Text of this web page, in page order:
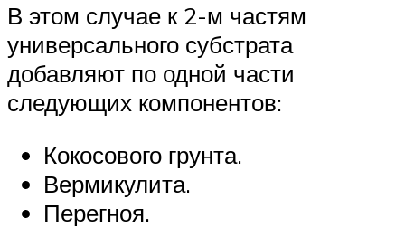
В этом случае к 2-м частям
универсального субстрата
добавляют по одной части
следующих компонентов:
Кокосового грунта.
Вермикулита.
Перегноя.